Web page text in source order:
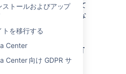
トールおよびアップ
を移行する
Center
Center 向け GDPR サ
データベースに保存されて
し、cookie が期限切れでな
記憶する」cookie の有